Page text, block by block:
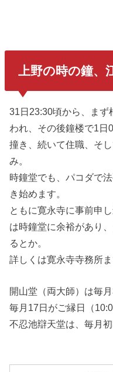
上野の時の鐘、
31日23:30頃から、まず
われ、その後鐘楼で1日
撞き、続いて住職、そ
み。
時鐘堂でも、パコダで
き始めます。
ともに寛永寺に事前申
は時鐘堂に余裕があり
るとか。
詳しくは寛永寺寺務所
開山堂（両大師）は毎
毎月17日がご縁日（
不忍池辯天堂は、毎月